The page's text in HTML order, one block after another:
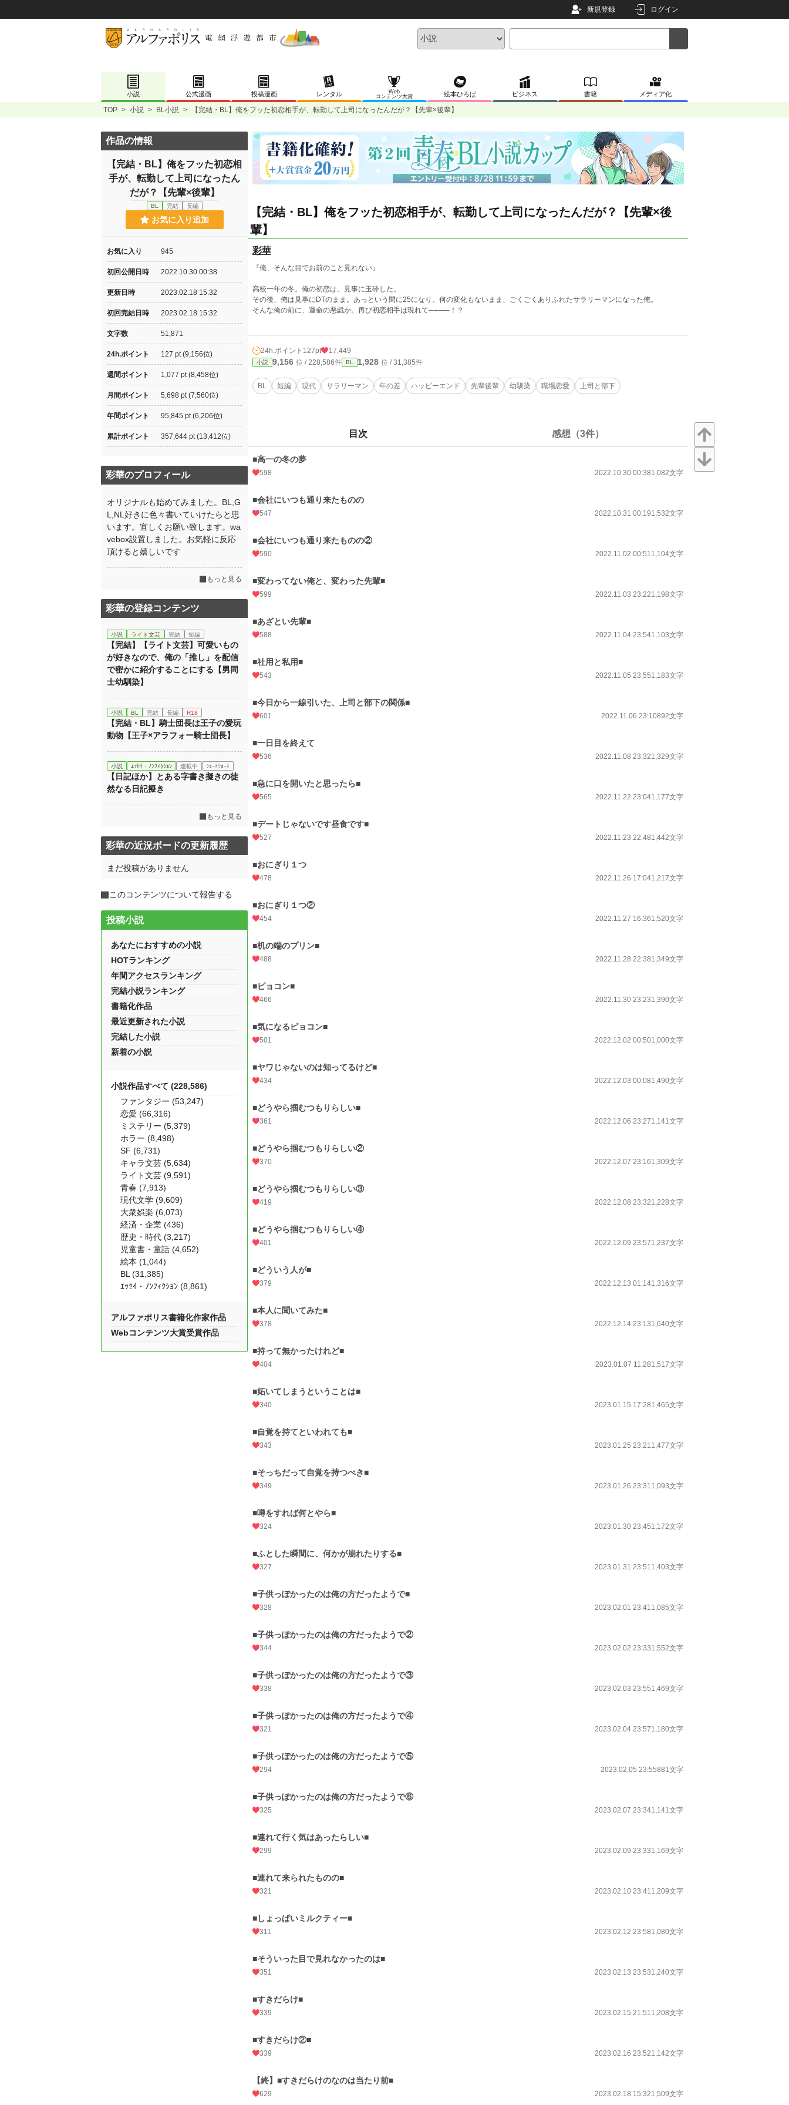
新規登録 ログイン
小説 公式漫画 投稿漫画 レンタル
Web
コンテンツ大賞
絵本ひろば ビジネス 書籍 メディア化
TOP > 小説 > BL小説 > 【完結・BL】俺をフッた初恋相手が、転勤して上司になったんだが？【先輩×後輩】
【完結・BL】俺をフッた初恋相手が、転勤して上司になったんだが？【先輩×後
輩】
彩華
『俺、そんな目でお前のこと見れない』
高校一年の冬。俺の初恋は、見事に玉砕した。
その後、俺は見事にDTのまま。あっという間に25になり。何の変化もないまま、ごくごくありふれたサラリーマンになった俺。
そんな俺の前に、運命の悪戯か。再び初恋相手は現れて────！？
24h.ポイント 127pt 17,449
小説 9,156 位 / 228,586件 BL 1,928 位 / 31,385件
BL 短編 現代 サラリーマン 年の差 ハッピーエンド 先輩後輩 幼馴染 職場恋愛 上司と部下
目次 感想（3件）
■高一の冬の夢
598 2022.10.30 00:381,082文字
■会社にいつも通り来たものの
547 2022.10.31 00:191,532文字
■会社にいつも通り来たものの②
590 2022.11.02 00:511,104文字
■変わってない俺と、変わった先輩■
599 2022.11.03 23:221,198文字
■あざとい先輩■
588 2022.11.04 23:541,103文字
■社用と私用■
543 2022.11.05 23:551,183文字
■今日から一線引いた、上司と部下の関係■
601 2022.11.06 23:10892文字
■一日目を終えて
536 2022.11.08 23:321,329文字
■急に口を開いたと思ったら■
565 2022.11.22 23:041,177文字
■デートじゃないです昼食です■
527 2022.11.23 22:481,442文字
■おにぎり１つ
478 2022.11.26 17:041,217文字
■おにぎり１つ②
454 2022.11.27 16:361,520文字
■机の端のプリン■
488 2022.11.28 22:381,349文字
■ピョコン■
466 2022.11.30 23:231,390文字
■気になるピョコン■
501 2022.12.02 00:501,000文字
■ヤワじゃないのは知ってるけど■
434 2022.12.03 00:081,490文字
■どうやら掴むつもりらしい■
361 2022.12.06 23:271,141文字
■どうやら掴むつもりらしい②
370 2022.12.07 23:161,309文字
■どうやら掴むつもりらしい③
419 2022.12.08 23:321,228文字
■どうやら掴むつもりらしい④
401 2022.12.09 23:571,237文字
■どういう人が■
379 2022.12.13 01:141,316文字
■本人に聞いてみた■
378 2022.12.14 23:131,640文字
■持って無かったけれど■
404 2023.01.07 11:281,517文字
■妬いてしまうということは■
340 2023.01.15 17:281,465文字
■自覚を持てといわれても■
343 2023.01.25 23:211,477文字
■そっちだって自覚を持つべき■
349 2023.01.26 23:311,093文字
■噂をすれば何とやら■
324 2023.01.30 23:451,172文字
■ふとした瞬間に、何かが崩れたりする■
327 2023.01.31 23:511,403文字
■子供っぽかったのは俺の方だったようで■
328 2023.02.01 23:411,085文字
■子供っぽかったのは俺の方だったようで②
344 2023.02.02 23:331,552文字
■子供っぽかったのは俺の方だったようで③
338 2023.02.03 23:551,469文字
■子供っぽかったのは俺の方だったようで④
321 2023.02.04 23:571,180文字
■子供っぽかったのは俺の方だったようで⑤
294 2023.02.05 23:55881文字
■子供っぽかったのは俺の方だったようで⑥
325 2023.02.07 23:341,141文字
■連れて行く気はあったらしい■
299 2023.02.09 23:331,169文字
■連れて来られたものの■
321 2023.02.10 23:411,209文字
■しょっぱいミルクティー■
311 2023.02.12 23:581,080文字
■そういった目で見れなかったのは■
351 2023.02.13 23:531,240文字
■すきだらけ■
339 2023.02.15 21:511,208文字
■すきだらけ②■
339 2023.02.16 23:521,142文字
【終】■すきだらけのなのは当たり前■
629 2023.02.18 15:321,509文字
作品の情報
【完結・BL】俺をフッた初恋相
手が、転勤して上司になったん
だが？【先輩×後輩】
BL 完結 長編
お気に入り追加
お気に入り 945
初回公開日時 2022.10.30 00:38
更新日時 2023.02.18 15:32
初回完結日時 2023.02.18 15:32
文字数 51,871
24h.ポイント 127 pt (9,156位)
週間ポイント 1,077 pt (8,458位)
月間ポイント 5,698 pt (7,560位)
年間ポイント 95,845 pt (6,206位)
累計ポイント 357,644 pt (13,412位)
彩華のプロフィール
オリジナルも始めてみました。BL,G
L,NL好きに色々書いていけたらと思
います。宜しくお願い致します。wa
vebox設置しました。お気軽に反応
頂けると嬉しいです
もっと見る
彩華の登録コンテンツ
小説 ライト文芸 完結 短編
【完結】【ライト文芸】可愛いもの
が好きなので、俺の「推し」を配信
で密かに紹介することにする【男同
士幼馴染】
小説 BL 完結 長編 R18
【完結・BL】騎士団長は王子の愛玩
動物【王子×アラフォー騎士団長】
小説 ｴｯｾｲ・ﾉﾝﾌｨｸｼｮﾝ 連載中 ｼｮｰﾄｼｮｰﾄ
【日記ほか】とある字書き擬きの徒
然なる日記擬き
もっと見る
彩華の近況ボードの更新履歴
まだ投稿がありません
このコンテンツについて報告する
投稿小説
あなたにおすすめの小説
HOTランキング
年間アクセスランキング
完結小説ランキング
書籍化作品
最近更新された小説
完結した小説
新着の小説
小説作品すべて (228,586)
ファンタジー (53,247)
恋愛 (66,316)
ミステリー (5,379)
ホラー (8,498)
SF (6,731)
キャラ文芸 (5,634)
ライト文芸 (9,591)
青春 (7,913)
現代文学 (9,609)
大衆娯楽 (6,073)
経済・企業 (436)
歴史・時代 (3,217)
児童書・童話 (4,652)
絵本 (1,044)
BL (31,385)
ｴｯｾｲ・ﾉﾝﾌｨｸｼｮﾝ (8,861)
アルファポリス書籍化作家作品
Webコンテンツ大賞受賞作品